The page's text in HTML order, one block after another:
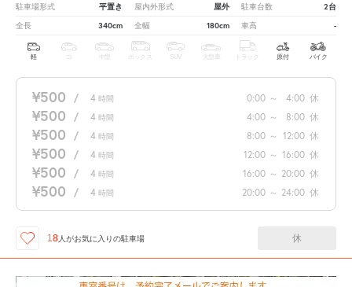
駐車場形式 平置き 屋内外形式 屋外 駐車台数 2台
全長 340cm 全幅 180cm 車高 -
軽 中型 ボックス SUV 大型車 トラック 原付 バイク
¥500 / 4 時間 0:00 ～ 4:00 休
¥500 / 4 時間 4:00 ～ 8:00 休
¥500 / 4 時間 8:00 ～ 12:00 休
¥500 / 4 時間 12:00 ～ 16:00 休
¥500 / 4 時間 16:00 ～ 20:00 休
¥500 / 4 時間 20:00 ～ 24:00 休
18人がお気に入りの駐車場 休